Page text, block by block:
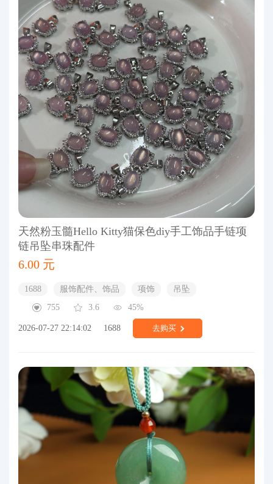
天然粉玉髓Hello Kitty猫保色diy手工饰品手链项
链吊坠串珠配件
6.00 元
1688 服饰配件、饰品 项饰
吊坠
755
3.6 45%
2026-07-27 22:14:02 1688 去购买